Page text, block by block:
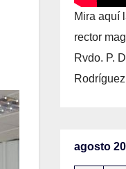
Mira aquí
rector
Rvdo. P.
Rodríguez
agosto